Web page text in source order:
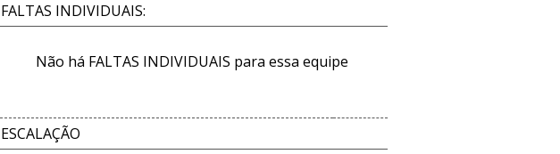
FALTAS INDIVIDUAIS:
Não há FALTAS INDIVIDUAIS para essa equipe
ESCALAÇÃO